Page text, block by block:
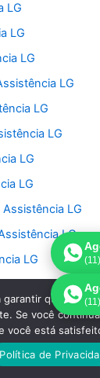
LG
LG
LG
LG
LG
LG
LG
LG
LG
LG
LG
LG
LG
LG
que
Se você
você está
Política de